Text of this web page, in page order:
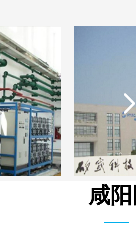
咸